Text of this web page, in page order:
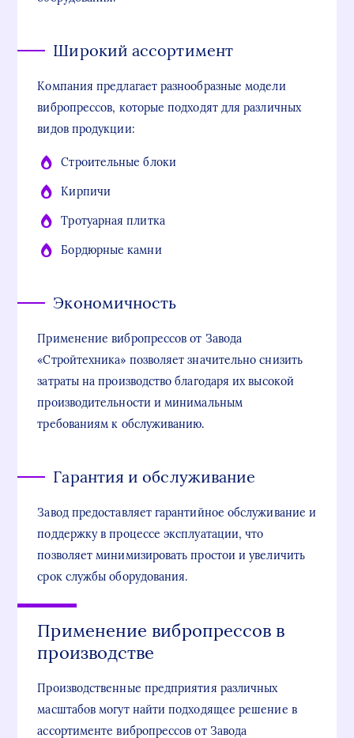
Широкий ассортимент
Компания предлагает разнообразные модели
вибропрессов, которые подходят для различных
видов продукции:
Строительные блоки
Кирпичи
Тротуарная плитка
Бордюрные камни
Экономичность
Применение вибропрессов от Завода
«Стройтехника» позволяет значительно снизить
затраты на производство благодаря их высокой
производительности и минимальным
требованиям к обслуживанию.
Гарантия и обслуживание
Завод предоставляет гарантийное обслуживание и
поддержку в процессе эксплуатации, что
позволяет минимизировать простои и увеличить
срок службы оборудования.
Применение вибропрессов в
производстве
Производственные предприятия различных
масштабов могут найти подходящее решение в
ассортименте вибропрессов от Завода